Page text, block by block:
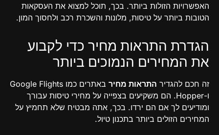
האפשרויות הזולות ביותר. בכך, תוכל למצוא את העסקאות
הטובות ביותר על טיסות, מלונות והשכרת רכב ולחסוך המון.
הגדרת התראות מחיר כדי לקבוע
את המחירים הנמוכים ביותר
זה חכם להגדיר התראות מחיר
באתרים כמו Google Flights
ו-Hopper. הם משקיעים בצפייה על מחירי טיסות עבורך
ומודיעים לך אם הם ירדו. בכך, אתה מבטיח שלא תחמיץ על
המחירים הזולים ביותר בתכנון טיול.